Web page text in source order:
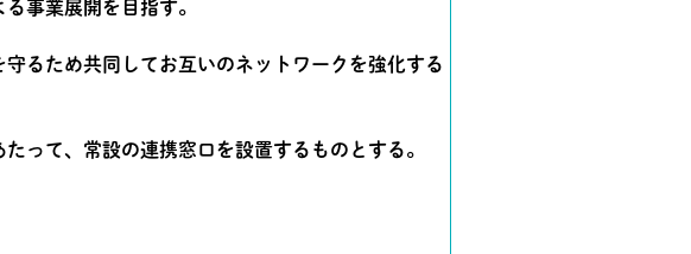
事業展開を目指す。
るため共同してお互いのネットワークを強化する
って、常設の連携窓口を設置するものとする。